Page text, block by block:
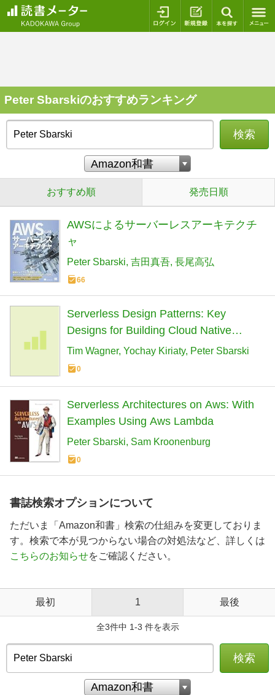
ログイン 新規登録
Peter Sbarskiのおすすめランキング
検索
おすすめ順 発売日順
AWSによるサーバーレスアーキテクチ
ャ
Peter Sbarski 吉田真吾 長尾高弘
66
Serverless Design Patterns: Key
Designs for Building Cloud Native
Applications
Tim Wagner Yochay Kiriaty Peter Sbarski
0
Serverless Architectures on Aws: With
Examples Using Aws Lambda
Peter Sbarski Sam Kroonenburg
0
書誌検索オプションについて
ただいま「Amazon和書」検索の仕組みを変更しておりま
す。検索で本が見つからない場合の対処法など、詳しくは
こちらのお知らせをご確認ください。
最初 1 最後
全3件中 1-3 件を表示
検索